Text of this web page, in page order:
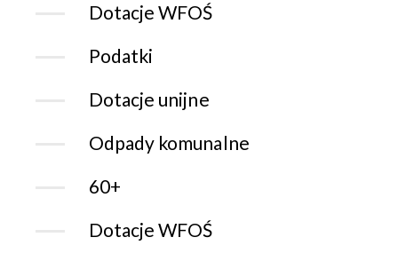
Dotacje WFOŚ
Podatki
Dotacje unijne
Odpady komunalne
60+
Dotacje WFOŚ